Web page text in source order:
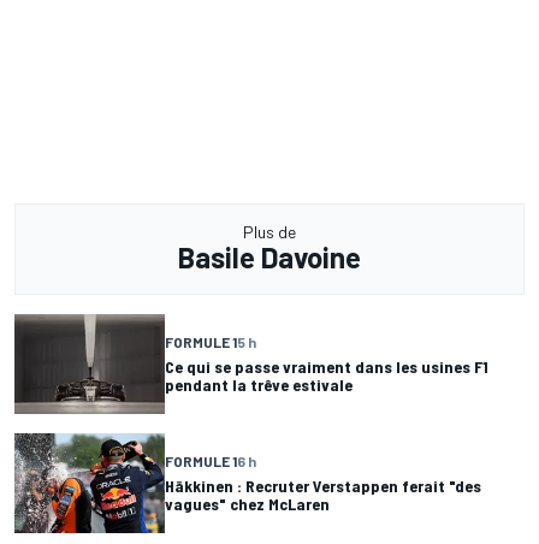
Plus de
Basile Davoine
FORMULE 15 h
Ce qui se passe vraiment dans les usines F1
pendant la trêve estivale
FORMULE 16 h
Häkkinen : Recruter Verstappen ferait "des
vagues" chez McLaren